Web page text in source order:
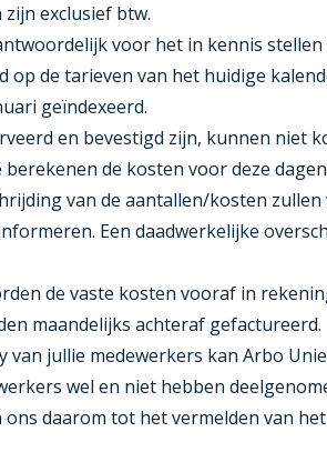
exclusief btw.
voor het in kennis stellen
op de tarieven van het huidige
geïndexeerd.
en bevestigd zijn, kunnen niet
de kosten voor deze
van de aantallen/kosten zullen
Een daadwerkelijke
de vaste kosten vooraf in
maandelijks achteraf gefactureerd.
van jullie medewerkers kan Arbo
wel en niet hebben
daarom tot het vermelden van